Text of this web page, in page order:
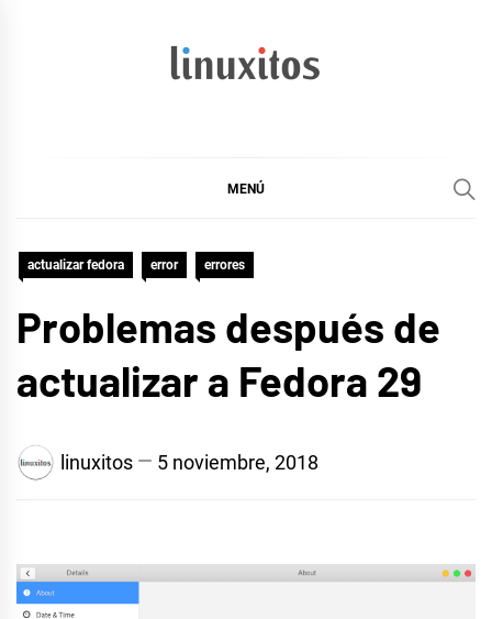
MENÚ
actualizar fedora error errores
Problemas después de
actualizar a Fedora 29
linuxitos 5 noviembre, 2018